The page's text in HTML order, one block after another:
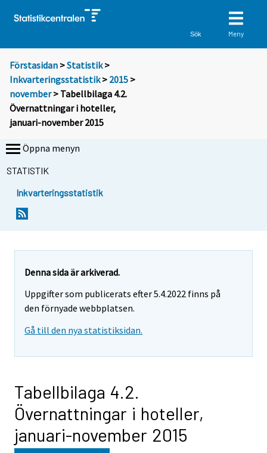
Sök Meny
Förstasidan >Statistik >
Inkvarteringsstatistik> 2015 >
november> Tabellbilaga 4.2.
Övernattningar i hoteller,
januari-november 2015
Öppna menyn
STATISTIK
Inkvarteringsstatistik
Denna sida är arkiverad.
Uppgifter som publicerats efter 5.4.2022 finns på
den förnyade webbplatsen.
Gå till den nya statistiksidan.
Tabellbilaga 4.2.
Övernattningar i hoteller,
januari-november 2015